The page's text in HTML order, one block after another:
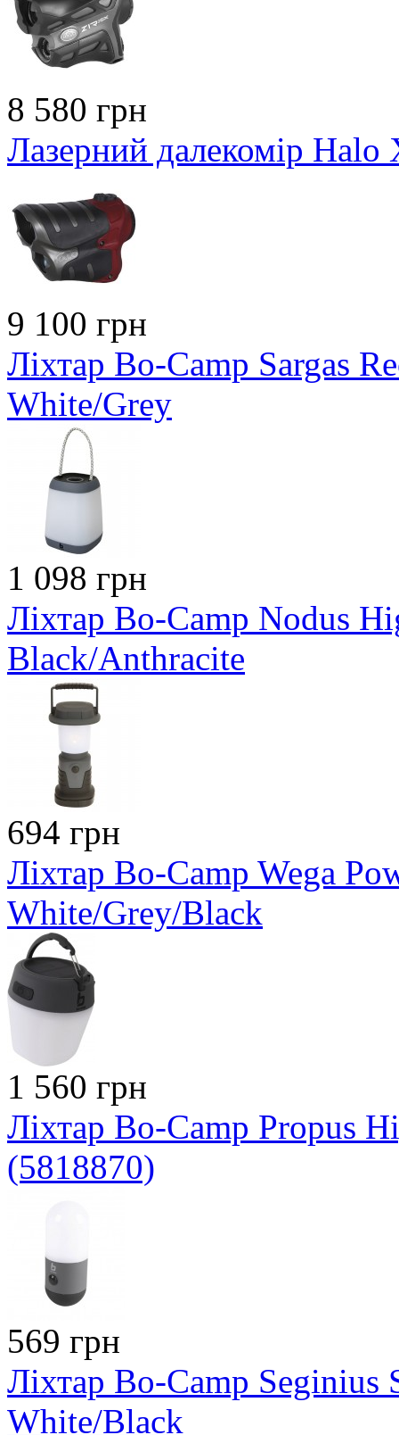
8 580 грн
Лазерний далекомір
9 100 грн
Ліхтар Bo-Camp Sargas
White/Grey
1 098 грн
Ліхтар Bo-Camp Nodus
Black/Anthracite
694 грн
Ліхтар Bo-Camp Wega
White/Grey/Black
1 560 грн
Ліхтар Bo-Camp Propus
(5818870)
569 грн
Ліхтар Bo-Camp Seginius
White/Black